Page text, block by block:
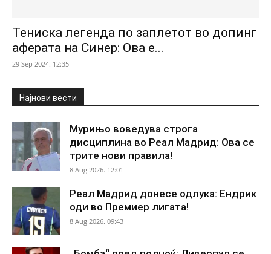
Тениска легенда по заплетот во допинг
аферата на Синер: Ова е...
29 Sep 2024. 12:35
Најнови вести
Мурињо воведува строга
дисциплина во Реал Мадрид: Ова се
трите нови правила!
8 Aug 2026. 12:01
Реал Мадрид донесе одлука: Ендрик
оди во Премиер лигата!
8 Aug 2026. 09:43